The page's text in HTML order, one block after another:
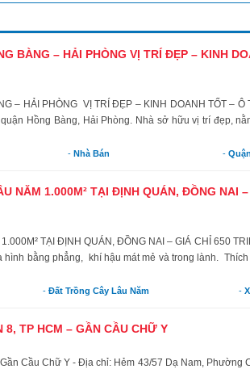
BÀNG – HẢI PHÒNG VỊ TRÍ ĐẸP – KINH
– HẢI PHÒNG VỊ TRÍ ĐẸP – KINH DOANH TỐT – Ô
Hồng Bàng, Hải Phòng. Nhà sở hữu vị trí đẹp,
- Nhà Bán -
NĂM 1.000M² TẠI ĐỊNH QUÁN, ĐỒNG NAI
TẠI ĐỊNH QUÁN, ĐỒNG NAI – GIÁ CHỈ 650
hình bằng phẳng, khí hậu mát mẻ và trong lành.
-Đất Trồng Cây Lâu Năm -
8, TP HCM – GẦN CẦU CHỮ Y
Cầu Chữ Y - Địa chỉ: Hẻm 43/57 Dạ Nam, Phường